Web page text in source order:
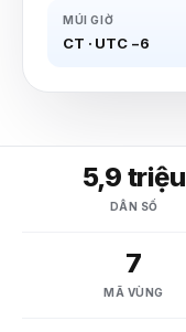
MÚI GIỜ
CT · UTC −6
5,9 triệu
DÂN SỐ
7
MÃ VÙNG